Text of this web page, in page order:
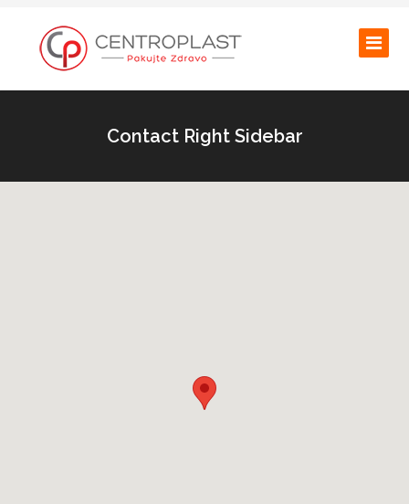
Contact Right Sidebar